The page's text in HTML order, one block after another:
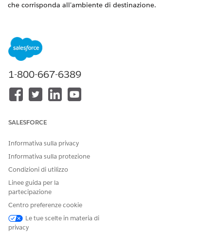
che corrisponda all'ambiente di destinazione.
Ciò consente di promuovere le configurazioni in tutti gli
ambienti (da Sandbox a produzione) in cui ogni ambiente
punta a schemi o tabelle diversi senza ricreare lo stream di
AUTORIZZAZIONI UTENTE NECESSARIE
In Data 360, accedere alla scheda
Accanto allo stream di dati copia zero distribuito,
selezionareModifica stream di dati
database di destinazione, lo schema e la tabella in modo
che corrispondano al proprio ambiente.
Fai clic suSalva.
Data 360 conferma che la nuova destinazione ha la stessa
definizione dello schema dell'originale. Se lo schema è
1-800-667-6389
SALESFORCE
Informativa sulla privacy
Informativa sulla protezione
Condizioni di utilizzo
Linee guida per la
partecipazione
Centro preferenze cookie
Le tue scelte in materia di
privacy